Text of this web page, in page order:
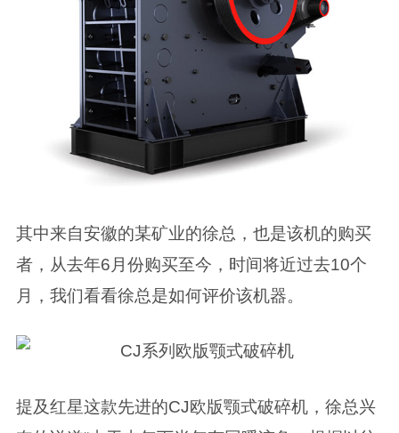
其中来自安徽的某矿业的徐总，也是该机的购买
者，从去年6月份购买至今，时间将近过去10个
月，我们看看徐总是如何评价该机器。
提及红星这款先进的CJ欧版颚式破碎机，徐总兴